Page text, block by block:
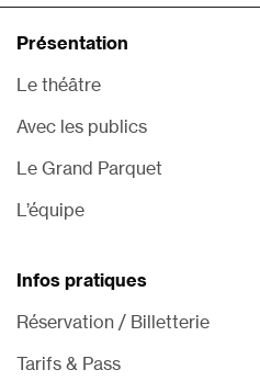
Présentation
Le théâtre
Avec les publics
Le Grand Parquet
L’équipe
Infos pratiques
Réservation / Billetterie
Tarifs & Pass